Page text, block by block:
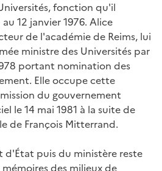
fonction qu'il
12 janvier 1976. Alice
de l'académie de Reims, lui
ministre des Universités par
portant nomination des
Elle occupe cette
du gouvernement
le 14 mai 1981 à la suite de
de François Mitterrand.
d'État puis du ministère reste
des milieux de